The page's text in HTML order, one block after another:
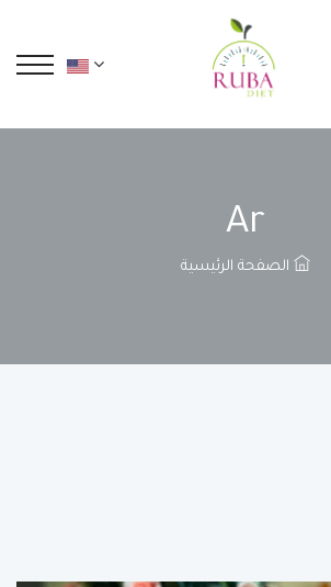
Ar
الصفحة الرئيسية